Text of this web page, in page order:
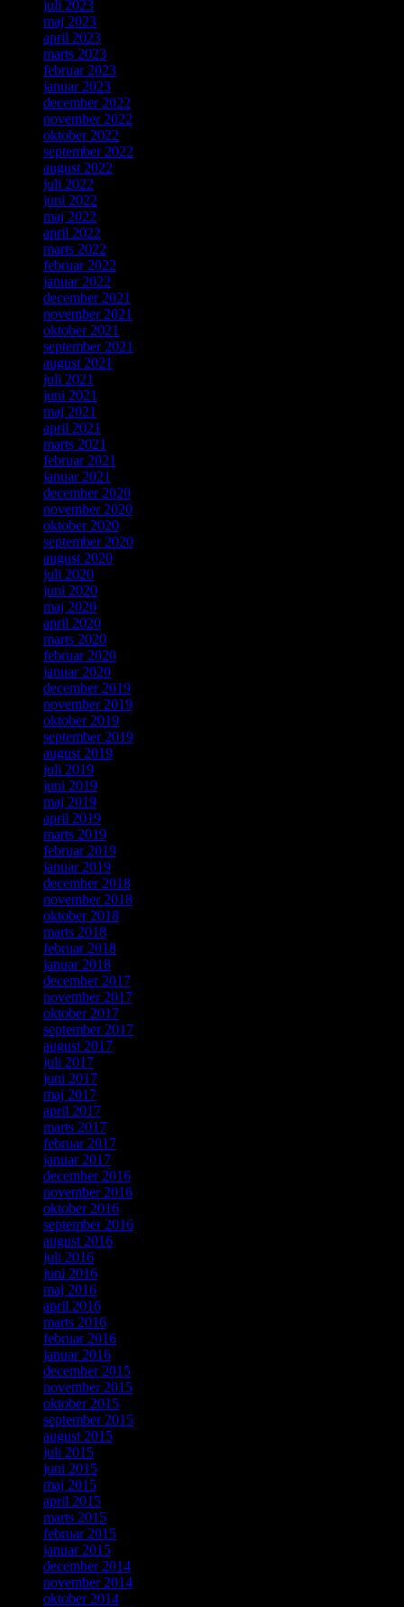
juli 2023
maj 2023
april 2023
marts 2023
februar 2023
januar 2023
december 2022
november 2022
oktober 2022
september 2022
august 2022
juli 2022
juni 2022
maj 2022
april 2022
marts 2022
februar 2022
januar 2022
december 2021
november 2021
oktober 2021
september 2021
august 2021
juli 2021
juni 2021
maj 2021
april 2021
marts 2021
februar 2021
januar 2021
december 2020
november 2020
oktober 2020
september 2020
august 2020
juli 2020
juni 2020
maj 2020
april 2020
marts 2020
februar 2020
januar 2020
december 2019
november 2019
oktober 2019
september 2019
august 2019
juli 2019
juni 2019
maj 2019
april 2019
marts 2019
februar 2019
januar 2019
december 2018
november 2018
oktober 2018
marts 2018
februar 2018
januar 2018
december 2017
november 2017
oktober 2017
september 2017
august 2017
juli 2017
juni 2017
maj 2017
april 2017
marts 2017
februar 2017
januar 2017
december 2016
november 2016
oktober 2016
september 2016
august 2016
juli 2016
juni 2016
maj 2016
april 2016
marts 2016
februar 2016
januar 2016
december 2015
november 2015
oktober 2015
september 2015
august 2015
juli 2015
juni 2015
maj 2015
april 2015
marts 2015
februar 2015
januar 2015
december 2014
november 2014
oktober 2014